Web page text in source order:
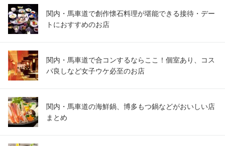
神奈川県横浜市中区港町1-1 BASEGATE横浜関内
関内・馬車道で創作懐石料理が堪能できる接待・デー
トにおすすめのお店
関内・馬車道で合コンするならここ！個室あり、コス
パ良しなど女子ウケ必至のお店
関内・馬車道の海鮮鍋、博多もつ鍋などがおいしい店
まとめ